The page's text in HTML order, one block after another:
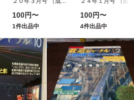
100円〜
1件出品中
100円〜
4件出品中